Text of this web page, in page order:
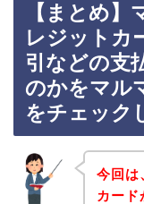
【まとめ
レジットカ
引などの支
のかをマル
をチェック
今回は
カー